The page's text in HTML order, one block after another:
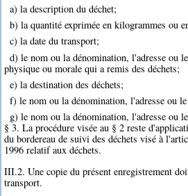
a) la description du déchet;
b) la quantité exprimée en kilogrammes ou
c) la date du transport;
d) le nom ou la dénomination, l'adresse ou
physique ou morale qui a remis des déchets;
e) la destination des déchets;
f) le nom ou la dénomination, l'adresse ou
g) le nom ou la dénomination, l'adresse ou
§ 3. La procédure visée au § 2 reste
du bordereau de suivi des déchets visé à
1996 relatif aux déchets.
III.2. Une copie du présent enregistrement
transport.